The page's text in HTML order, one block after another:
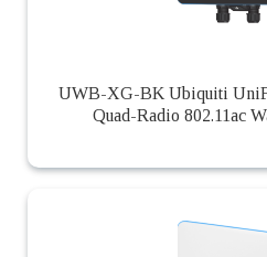
UWB-XG-BK Ubiquiti
Quad-Radio 802.11ac